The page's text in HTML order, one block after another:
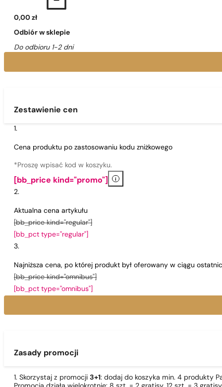
0,00 zł
Odbiór w sklepie
Do odbioru 1-2 dni
Zestawienie cen
Cena produktu po zastosowaniu kodu zniżkowego
*Proszę wpisać kod w koszyku.
[bb_price kind="promo"] i
Aktualna cena artykułu
[bb_price kind="regular"]
[bb_pct type="regular"]
Najniższa cena, po której produkt był oferowany w ciągu
[bb_price kind="omnibus"]
[bb_pct type="omnibus"]
Zasady promocji
1. Skorzystaj z promocji 3+1: dodaj do koszyka min. 4 produkty